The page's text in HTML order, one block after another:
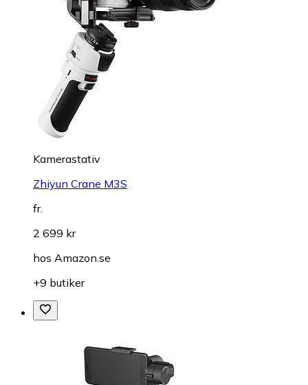
Kamerastativ
Zhiyun Crane M3S
fr.
2 699 kr
hos Amazon.se
+9 butiker